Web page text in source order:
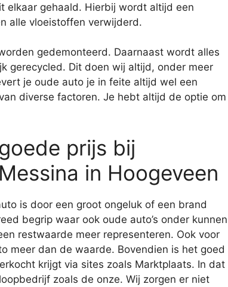
elkaar gehaald. Hierbij wordt altijd een
alle vloeistoffen verwijderd.
gedemonteerd. Daarnaast wordt alles
gerecycled. Dit doen wij altijd, onder meer
je oude auto je in feite altijd wel een
diverse factoren. Je hebt altijd de optie om
prijs bij
in Hoogeveen
is door een groot ongeluk of een brand
begrip waar ook oude auto’s onder kunnen
restwaarde meer representeren. Ook voor
meer dan de waarde. Bovendien is het goed
krijgt via sites zoals Marktplaats. In dat
zoals de onze. Wij zorgen er niet